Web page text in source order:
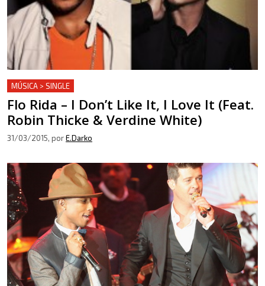
MÚSICA > SINGLE
Flo Rida – I Don’t Like It, I Love It (Feat.
Robin Thicke & Verdine White)
31/03/2015, porE.Darko